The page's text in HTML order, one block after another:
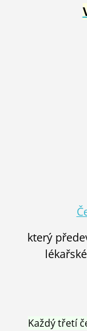
který
Každý třetí